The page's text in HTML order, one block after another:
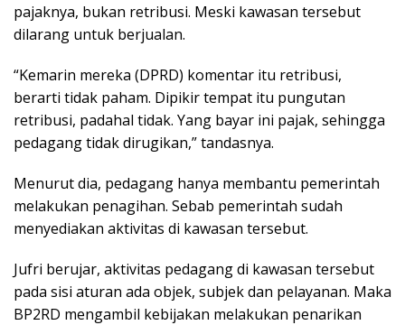
pajaknya, bukan retribusi. Meski kawasan tersebut
dilarang untuk berjualan.
“Kemarin mereka (DPRD) komentar itu retribusi,
berarti tidak paham. Dipikir tempat itu pungutan
retribusi, padahal tidak. Yang bayar ini pajak, sehingga
pedagang tidak dirugikan,” tandasnya.
Menurut dia, pedagang hanya membantu pemerintah
melakukan penagihan. Sebab pemerintah sudah
menyediakan aktivitas di kawasan tersebut.
Jufri berujar, aktivitas pedagang di kawasan tersebut
pada sisi aturan ada objek, subjek dan pelayanan. Maka
BP2RD mengambil kebijakan melakukan penarikan